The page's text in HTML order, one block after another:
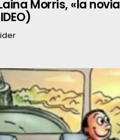
Morris, «la novia